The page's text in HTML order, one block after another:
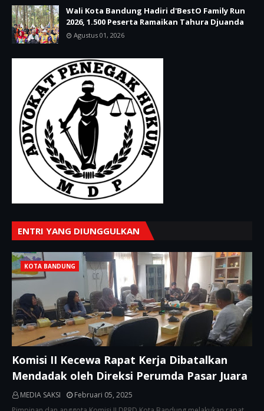
Wali Kota Bandung Hadiri d'BestO Family Run
2026, 1.500 Peserta Ramaikan Tahura Djuanda
Agustus 01, 2026
ENTRI YANG DIUNGGULKAN
KOTA BANDUNG
Komisi II Kecewa Rapat Kerja Dibatalkan
Mendadak oleh Direksi Perumda Pasar Juara
MEDIA SAKSI
Februari 05, 2025